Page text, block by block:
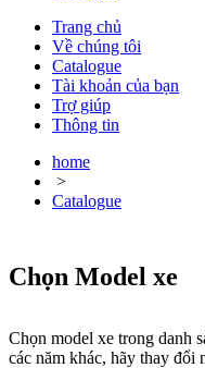
Trang chủ
Về chúng tôi
Catalogue
Tài khoản của bạn
Trợ giúp
Thông tin
home
>
Catalogue
Chọn Model xe
Chọn model xe trong danh
các năm khác, hãy thay đổi